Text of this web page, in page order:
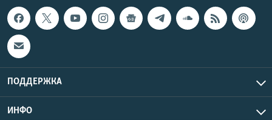
ПОДДЕРЖКА
ИНФО